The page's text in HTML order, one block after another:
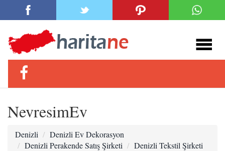
NevresimEv
Denizli
Denizli Ev Dekorasyon
Denizli Perakende Satış Şirketi
Denizli Tekstil Şirketi